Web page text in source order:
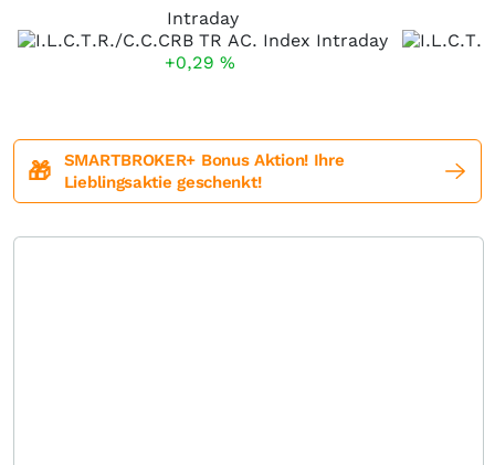
Intraday
+0,29 %
🎁
SMARTBROKER+ Bonus Aktion! Ihre
Lieblingsaktie geschenkt!